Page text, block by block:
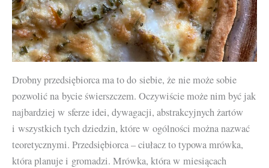
Drobny przedsiębiorca ma to do siebie, że nie może sobie
pozwolić na bycie świerszczem. Oczywiście może nim być jak
najbardziej w sferze idei, dywagacji, abstrakcyjnych żartów
i wszystkich tych dziedzin, które w ogólności można nazwać
teoretycznymi. Przedsiębiorca – ciułacz to typowa mrówka,
która planuje i gromadzi. Mrówka, która w miesiącach